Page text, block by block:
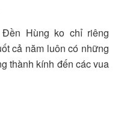
Hùng ko chỉ riêng
cả năm luôn có những
thành kính đến các vua